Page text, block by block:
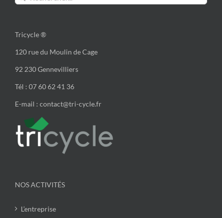
Tricycle ®
120 rue du Moulin de Cage
92 230 Gennevilliers
Tél : 07 60 62 41 36
E-mail : contact@tri-cycle.fr
NOS ACTIVITÉS
L’entreprise